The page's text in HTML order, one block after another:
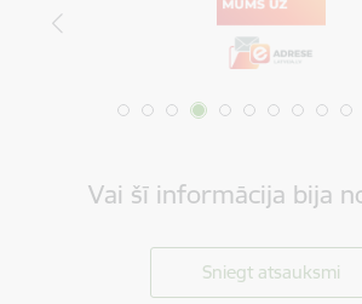
Vai šī informācija bija
Sniegt atsauksmi